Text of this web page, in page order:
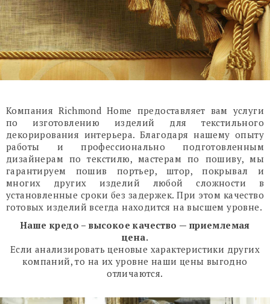
Компания Richmond Home предоставляет вам услуги
по изготовлению изделий для текстильного
декорирования интерьера. Благодаря нашему опыту
работы и профессионально подготовленным
дизайнерам по текстилю, мастерам по пошиву, мы
гарантируем пошив портьер, штор, покрывал и
многих других изделий любой сложности в
установленные сроки без задержек. При этом качество
готовых изделий всегда находится на высшем уровне.
Наше кредо – высокое качество — приемлемая
цена.
Если анализировать ценовые характеристики других
компаний, то на их уровне наши цены выгодно
отличаются.